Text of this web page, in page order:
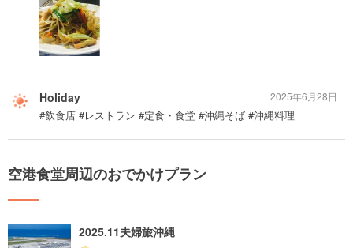
Holiday
#飲食店 #レストラン #定食・食堂 #沖縄そば #沖縄料理
2025年6月28日
空港食堂周辺のおでかけプラン
2025.11夫婦旅沖縄